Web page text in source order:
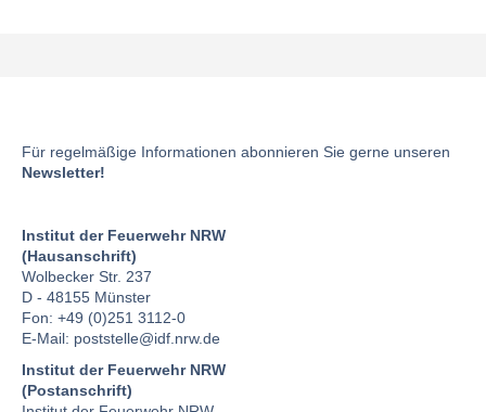
Für regelmäßige Informationen abonnieren Sie gerne unseren
Newsletter!
Institut der Feuerwehr NRW
(Hausanschrift)
Wolbecker Str. 237
D - 48155 Münster
Fon: +49 (0)251 3112-0
E-Mail: poststelle@idf.nrw.de
Institut der Feuerwehr NRW
(Postanschrift)